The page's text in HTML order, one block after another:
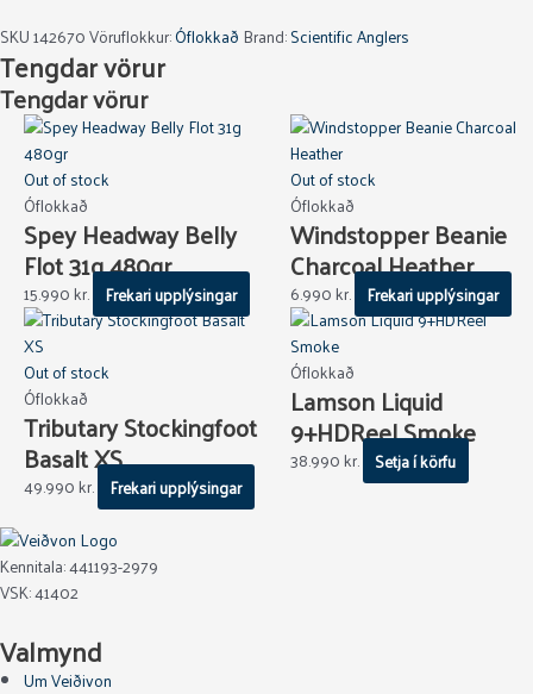
SKU142670Vöruflokkur:Óflokkað Brand:Scientific Anglers
Tengdar vörur
Tengdar vörur
Out of stock
Óflokkað
Spey Headway Belly
Flot 31g 480gr
15.990kr. Frekari upplýsingar
Out of stock
Óflokkað
Windstopper Beanie
Charcoal Heather
6.990kr. Frekari upplýsingar
Out of stock
Óflokkað
Tributary Stockingfoot
Basalt XS
49.990kr. Frekari upplýsingar
Óflokkað
Lamson Liquid
9+HDReel Smoke
38.990kr. Setja í körfu
Kennitala: 441193-2979
VSK: 41402
Valmynd
Um Veiðivon